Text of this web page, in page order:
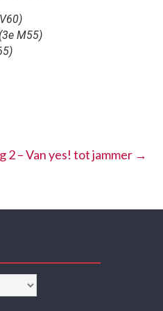
M55)
2 – Van yes! tot jammer →